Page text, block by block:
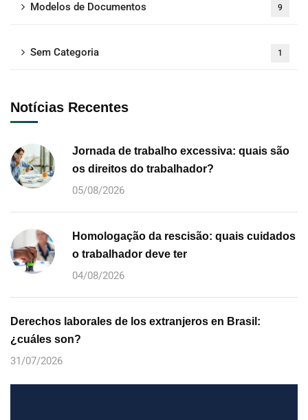
Modelos de Documentos 9
Sem Categoria 1
Notícias Recentes
Jornada de trabalho excessiva: quais são
os direitos do trabalhador?
05/08/2026
Homologação da rescisão: quais cuidados
o trabalhador deve ter
04/08/2026
Derechos laborales de los extranjeros en Brasil:
¿cuáles son?
31/07/2026